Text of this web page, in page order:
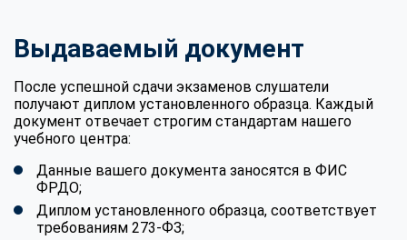
Выдаваемый документ
После успешной сдачи экзаменов слушатели
получают диплом установленного образца. Каждый
документ отвечает строгим стандартам нашего
учебного центра:
Данные вашего документа заносятся в ФИС
ФРДО;
Диплом установленного образца, соответствует
требованиям 273-ФЗ;